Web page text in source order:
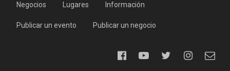
Negocios Lugares Información
Publicar un evento Publicar un negocio